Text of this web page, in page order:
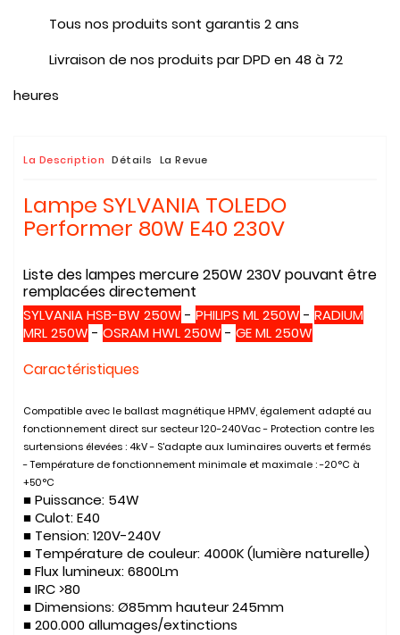
Tous nos produits sont garantis 2 ans
Livraison de nos produits par DPD en 48 à 72
heures
La Description Détails La Revue
Lampe SYLVANIA TOLEDO
Performer 80W E40 230V
Liste des lampes mercure 250W 230V pouvant être
remplacées directement
SYLVANIA HSB-BW 250W - PHILIPS ML 250W - RADIUM
MRL 250W - OSRAM HWL 250W - GE ML 250W
Caractéristiques
Compatible avec le ballast magnétique HPMV, également adapté au
fonctionnement direct sur secteur 120-240Vac - Protection contre les
surtensions élevées : 4kV - S'adapte aux luminaires ouverts et fermés
- Température de fonctionnement minimale et maximale : -20°C à
+50°C
■ Puissance: 54W
■ Culot:E40
■ Tension:120V-240V
■ Température de couleur: 4000K (lumière naturelle)
■ Flux lumineux:6800Lm
■IRC >80
■ Dimensions:Ø85mm hauteur 245mm
■200.000 allumages/extinctions